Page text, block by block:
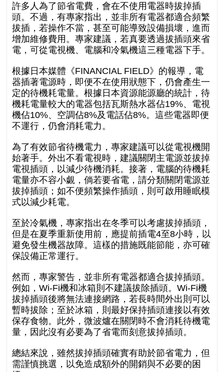
許多人為了節省電費，會在不使用電器時拔掉插
頭。不過，有專家指出，並非所有電器都適合頻繁
拔插，若操作不當，甚至可能導致設備損壞，進而
增加維修費用。專家建議，若真要透過拔插頭來省
電，可從電視機、電腦和冷氣機這三種電器下手。
根據日本媒體《FINANCIAL FIELD》的報導，電
器插著電源時，即便不在使用狀態下，仍會產生一
定的待機耗電量。根據日本資源能源廳的統計，待
機耗電量較大的電器包括瓦斯熱水器佔19%、電視
機佔10%、空調佔8%及電話佔8%。這些電器即便
不運行，仍會消耗電力。
為了有效節省待機電力，專家建議可以從電視機開
始著手。外出不看電視時，建議關閉主電源並拔掉
電視插頭，以減少待機消耗。接著，電腦的待機耗
電量亦不容小覷，倘若要省電，請分類關閉電源並
拔掉插頭；如不便頻繁操作插頭，則可啟用睡眠模
式以減少耗電。
至於冷氣機，專家指出在冬季可以考慮拔掉插頭，
但是在夏季重新使用前，應提前插電4至8小時，以
避免發生機器故障。這樣的措施既能節能，亦可確
保設備正常運行。
然而，專家警告，並非所有電器都適合拔掉插頭。
例如，Wi-Fi機和冰箱則不建議拔除插頭。Wi-Fi機
拔掉插頭後將無法連接網路，若長時間外出則可以
暫時拔除；至於冰箱，則最好保持插頭連接以有效
保存食物。此外，微波爐在關閉時不會消耗待機電
量，因此沒有必要為了省電而刻意拔掉插頭。
總結來說，雖然拔掉插頭確實有助於節省電力，但
需謹慎挑選，以免造成額外的開銷與不必要的困